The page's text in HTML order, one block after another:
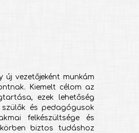
vezetőjeként munkám
Kiemelt célom az
ezek lehetőség
és pedagógusok
felkészültsége és
biztos tudáshoz